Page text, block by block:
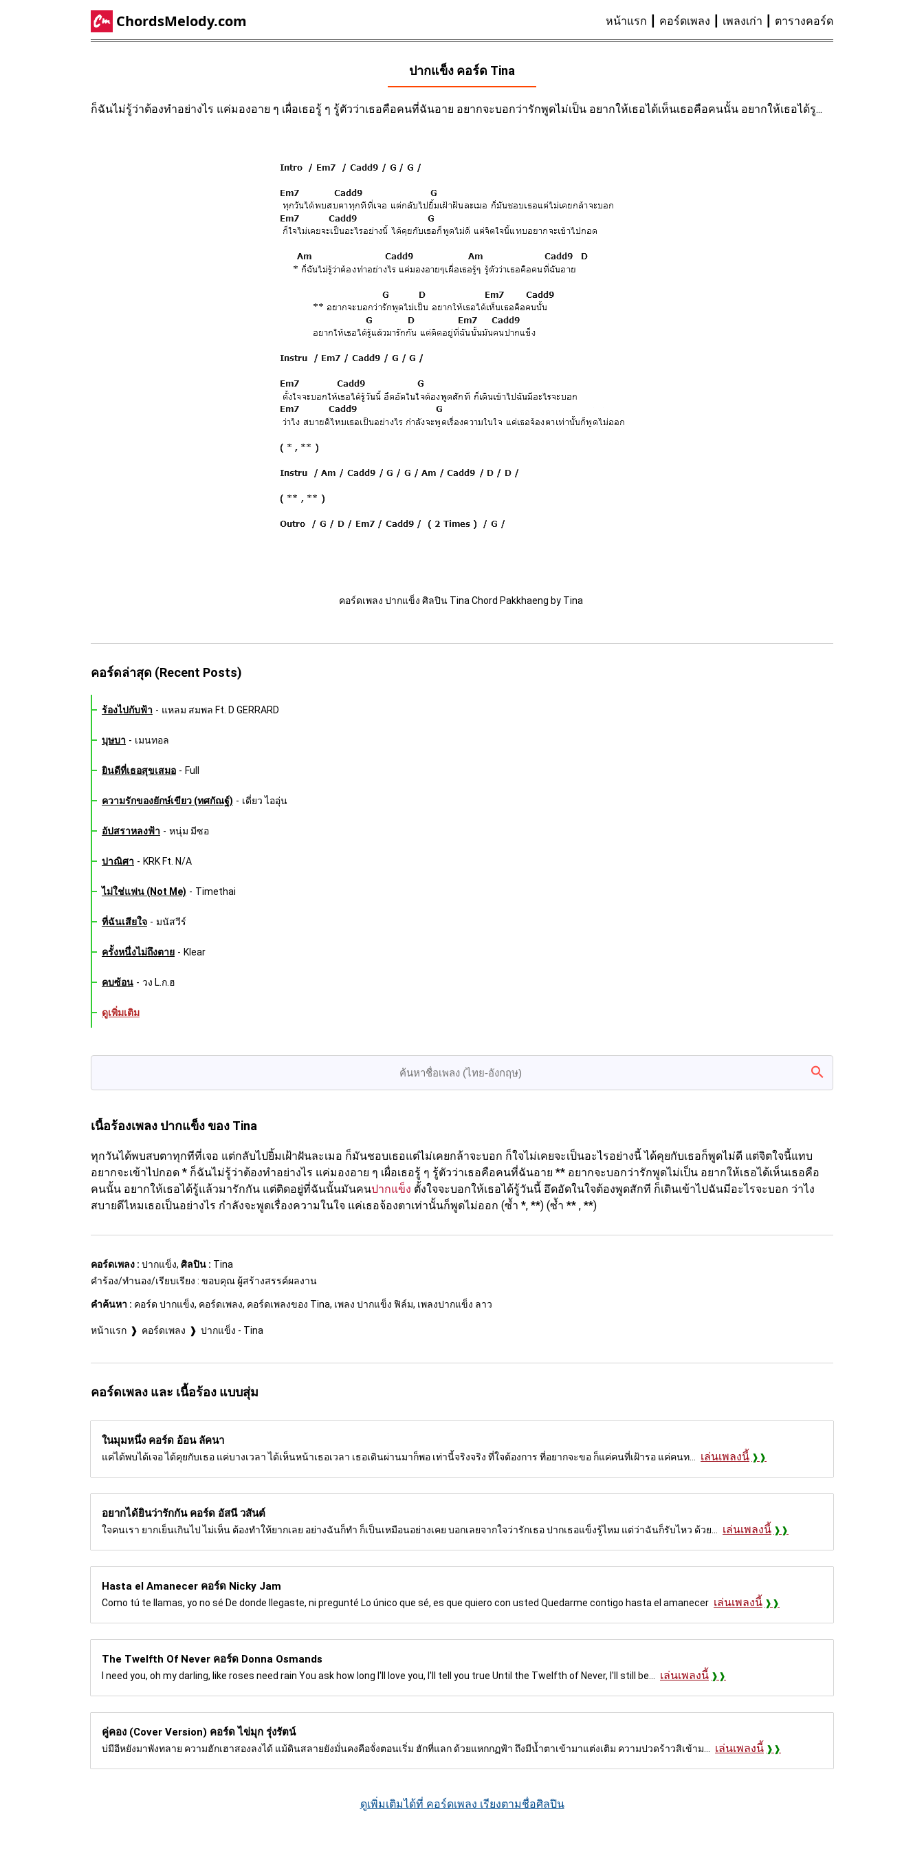
ChordsMelody.com หน้าแรก คอร์ดเพลง เพลงเก่า ตารางคอร์ด
ปากแข็ง คอร์ด Tina
ก็ฉันไม่รู้ว่าต้องทำอย่างไร แค่มองอาย ๆ เผื่อเธอรู้ ๆ รู้ตัวว่าเธอคือคนที่ฉันอาย อยากจะบอกว่ารักพูดไม่เป็น อยากให้เธอได้เห็นเธอคือคนนั้น อยากให้เธอได้รู...
คอร์ดเพลง ปากแข็ง ศิลปิน Tina Chord Pakkhaeng by Tina
คอร์ดล่าสุด (Recent Posts)
ร้องไปกับฟ้า - แหลม สมพล Ft. D GERRARD
บุษบา - เมนทอล
ยินดีที่เธอสุขเสมอ - Full
ความรักของยักษ์เขียว (ทศกัณฐ์) - เดี่ยว ไออุ่น
อัปสราหลงฟ้า - หนุ่ม มีซอ
ปาณิศา - KRK Ft. N/A
ไม่ใช่แฟน (Not Me) - Timethai
ที่ฉันเสียใจ - มนัสวีร์
ครั้งหนึ่งไม่ถึงตาย - Klear
คบซ้อน - วง L.ก.ฮ
ดูเพิ่มเติม
เนื้อร้องเพลง ปากแข็งของ Tina
ทุกวันได้พบสบตาทุกทีที่เจอ แต่กลับไปยิ้มเฝ้าฝันละเมอ ก็มันชอบเธอแต่ไม่เคยกล้าจะบอก ก็ใจไม่เคยจะเป็นอะไรอย่างนี้ ได้คุยกับเธอก็พูดไม่ดี แต่จิตใจนี้แทบ
อยากจะเข้าไปกอด * ก็ฉันไม่รู้ว่าต้องทำอย่างไร แค่มองอาย ๆ เผื่อเธอรู้ ๆ รู้ตัวว่าเธอคือคนที่ฉันอาย ** อยากจะบอกว่ารักพูดไม่เป็น อยากให้เธอได้เห็นเธอคือ
คนนั้น อยากให้เธอได้รู้แล้วมารักกัน แต่ติดอยู่ที่ฉันนั้นมันคนปากแข็ง ตั้งใจจะบอกให้เธอได้รู้วันนี้ อึดอัดในใจต้องพูดสักที ก็เดินเข้าไปฉันมีอะไรจะบอก ว่าไง
สบายดีไหมเธอเป็นอย่างไร กำลังจะพูดเรื่องความในใจ แค่เธอจ้องตาเท่านั้นก็พูดไม่ออก (ซ้ำ *, **) (ซ้ำ ** , **)
คอร์ดเพลง : ปากแข็ง, ศิลปิน : Tina
คำร้อง/ทำนอง/เรียบเรียง : ขอบคุณ ผู้สร้างสรรค์ผลงาน
คำค้นหา : คอร์ด ปากแข็ง, คอร์ดเพลง, คอร์ดเพลงของ Tina, เพลง ปากแข็ง ฟิล์ม, เพลงปากแข็ง ลาว
หน้าแรก คอร์ดเพลง ปากแข็ง - Tina
คอร์ดเพลง และ เนื้อร้อง แบบสุ่ม
ในมุมหนึ่ง คอร์ด อ้อน ลัคนา
แค่ได้พบได้เจอ ได้คุยกับเธอ แค่บางเวลา ได้เห็นหน้าเธอเวลา เธอเดินผ่านมาก็พอ เท่านี้จริงจริง ที่ใจต้องการ ที่อยากจะขอ ก็แค่คนที่เฝ้ารอ แค่คนท... เล่นเพลงนี้
อยากได้ยินว่ารักกัน คอร์ด อัสนี วสันต์
ใจคนเรา ยากเย็นเกินไป ไม่เห็น ต้องทำให้ยากเลย อย่างฉันก็ทำ ก็เป็นเหมือนอย่างเคย บอกเลยจากใจว่ารักเธอ ปากเธอแข็งรู้ไหม แต่ว่าฉันก็รับไหว ด้วย... เล่นเพลงนี้
Hasta el Amanecer คอร์ด Nicky Jam
Como tú te llamas, yo no sé De donde llegaste, ni pregunté Lo único que sé, es que quiero con usted Quedarme contigo hasta el amanecer เล่นเพลงนี้
The Twelfth Of Never คอร์ด Donna Osmands
I need you, oh my darling, like roses need rain You ask how long I'll love you, I'll tell you true Until the Twelfth of Never, I'll still be... เล่นเพลงนี้
คู่คอง (Cover Version) คอร์ดไข่มุก รุ่งรัตน์
บ่มีอีหยังมาพังทลาย ความฮักเฮาสองลงได้ แม้ดินสลายยังมั่นคงคือจั่งตอนเริ่ม ฮักที่แลก ด้วยแหกกฏฟ้า ถึงมีน้ำตาเข้ามาแต่งเติม ความปวดร้าวสิเข้าม... เล่นเพลงนี้
ดูเพิ่มเติมได้ที่ คอร์ดเพลง เรียงตามชื่อศิลปิน